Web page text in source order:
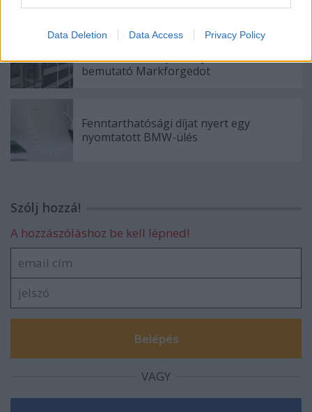
Data Deletion Data Access Privacy Policy
A Nano Dimension felvásárolja az első
hibrid, fém-kompozit nyomtatót
bemutató Markforgedot
Fenntarthatósági díjat nyert egy
nyomtatott BMW-ülés
Szólj hozzá!
A hozzászóláshoz be kell lépned!
VAGY